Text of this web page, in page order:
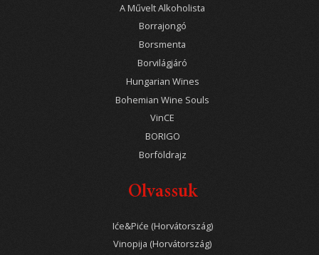
A Művelt Alkoholista
Borrajongó
Borsmenta
Borvilágjáró
Hungarian Wines
Bohemian Wine Souls
VinCE
BORIGO
Borföldrajz
Olvassuk
Iće&Piće (Horvátország)
Vinopija (Horvátország)